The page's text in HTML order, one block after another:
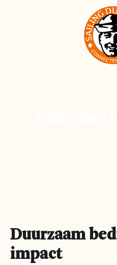
Duurzaam
impact